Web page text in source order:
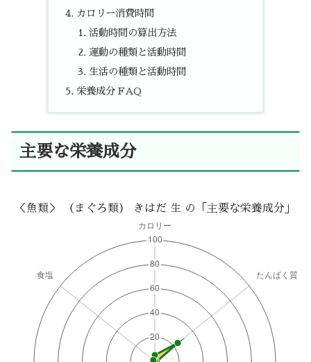
カロリー消費時間
活動時間の算出方法
運動の種類と活動時間
生活の種類と活動時間
栄養成分 FAQ
主要な栄養成分
＜魚類＞ （まぐろ類） きはだ 生 の「主要な栄養成分」